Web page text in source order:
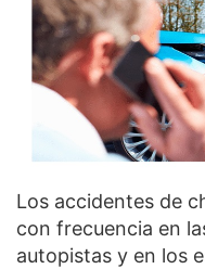
Los accidentes de
con frecuencia en
autopistas y en los